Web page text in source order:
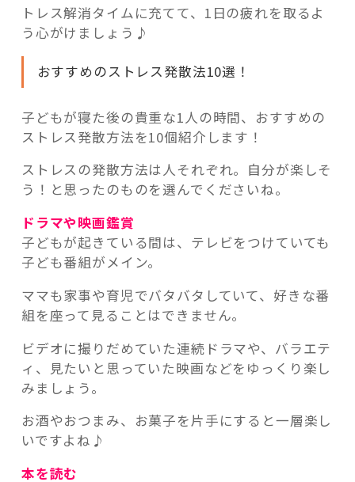
トレス解消タイムに充てて、1日の疲れを取るよ
う心がけましょう♪
おすすめのストレス発散法10選！
子どもが寝た後の貴重な1人の時間、おすすめの
ストレス発散方法を10個紹介します！
ストレスの発散方法は人それぞれ。自分が楽しそ
う！と思ったのものを選んでくださいね。
ドラマや映画鑑賞
子どもが起きている間は、テレビをつけていても
子ども番組がメイン。
ママも家事や育児でバタバタしていて、好きな番
組を座って見ることはできません。
ビデオに撮りだめていた連続ドラマや、バラエテ
ィ、見たいと思っていた映画などをゆっくり楽し
みましょう。
お酒やおつまみ、お菓子を片手にすると一層楽し
いですよね♪
本を読む